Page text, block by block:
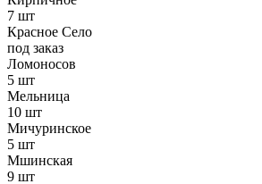
7 шт
Красное Село
под заказ
Ломоносов
5 шт
Мельница
10 шт
Мичуринское
5 шт
Мшинская
9 шт